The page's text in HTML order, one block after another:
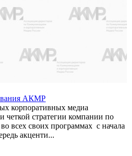
АКМР
корпоративных медиа
четкой стратегии компании по
всех своих программах с начала
акценти...